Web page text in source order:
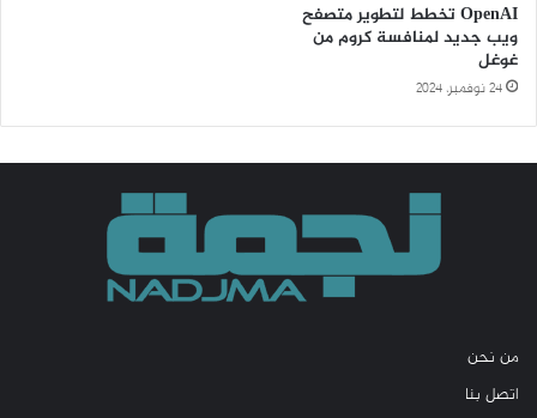
OpenAI تخطط لتطوير متصفح
ويب جديد لمنافسة كروم من
غوغل
24 نوفمبر، 2024
من نحن
اتصل بنا